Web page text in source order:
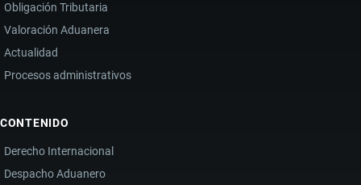
Obligación Tributaria
Valoración Aduanera
Actualidad
Procesos administrativos
CONTENIDO
Derecho Internacional
Despacho Aduanero